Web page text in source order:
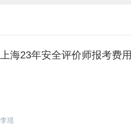
上海23年安全评价师报考费用
李瑶